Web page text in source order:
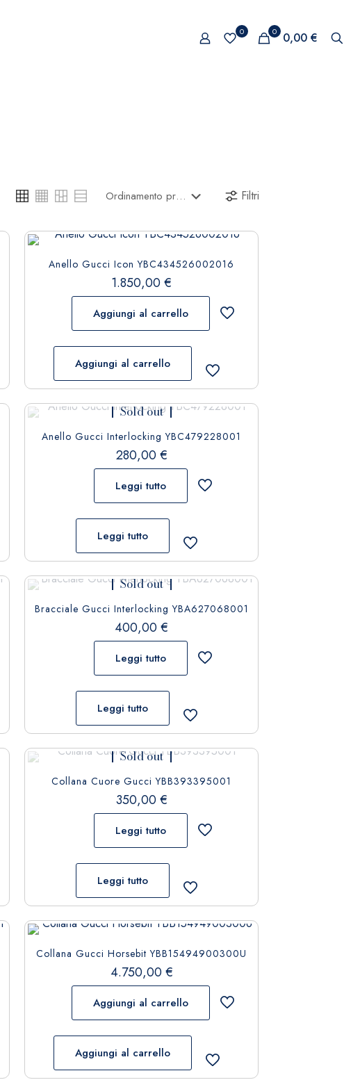
0 0 0,00 €
Filtri
Anello Gucci Icon YBC434526002016
1.850,00€
Aggiungi al carrello
Aggiungi al carrello
Sold out
Anello Gucci Interlocking YBC479228001
280,00€
Leggi tutto
Leggi tutto
Sold out
Bracciale Gucci Interlocking YBA627068001
400,00€
Leggi tutto
Leggi tutto
Sold out
Collana Cuore Gucci YBB393395001
350,00€
Leggi tutto
Leggi tutto
Collana Gucci Horsebit YBB15494900300U
4.750,00€
Aggiungi al carrello
Aggiungi al carrello